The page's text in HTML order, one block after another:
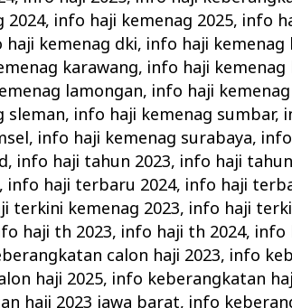
2024, info haji kemenag 2025, info
haji kemenag dki, info haji kemenag
karawang, info haji kemenag
lamongan, info haji
sleman, info haji kemenag sumbar,
, info haji kemenag surabaya,
, info haji tahun 2023, info haji
, info haji terbaru 2024, info haji
terkini kemenag 2023, info haji
haji th 2023, info haji th 2024, info
calon haji 2023, info
haji 2025, info keberangkatan